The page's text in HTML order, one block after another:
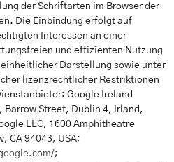
der Schriftarten im Browser der
Die Einbindung erfolgt auf
Interessen an einer
und effizienten Nutzung
Darstellung sowie unter
lizenzrechtlicher Restriktionen
Google Ireland
Barrow Street, Dublin 4, Irland,
LLC, 1600 Amphitheatre
CA 94043, USA;
;